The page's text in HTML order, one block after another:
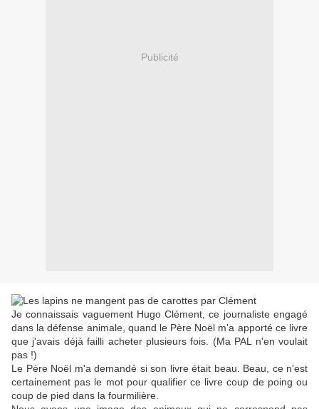
Publicité
Je connaissais vaguement Hugo Clément, ce journaliste engagé
dans la défense animale, quand le Père Noël m'a apporté ce livre
que j'avais déjà failli acheter plusieurs fois. (Ma PAL n'en voulait
pas !)
Le Père Noël m'a demandé si son livre était beau. Beau, ce n'est
certainement pas le mot pour qualifier ce livre coup de poing ou
coup de pied dans la fourmilière.